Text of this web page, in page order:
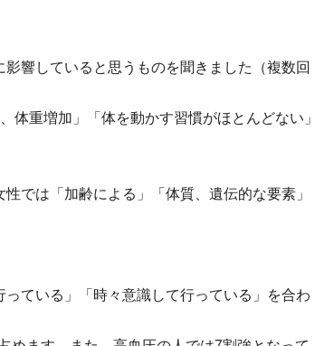
響していると思うものを聞きました（複数回
体重増加」「体を動かす習慣がほとんどない」
では「加齢による」「体質、遺伝的な要素」
ている」「時々意識して行っている」を合わ